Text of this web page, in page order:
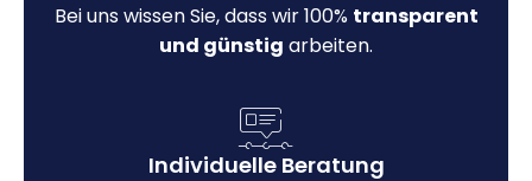
Bei uns wissen Sie, dass wir 100% transparent
und günstig arbeiten.
Individuelle Beratung